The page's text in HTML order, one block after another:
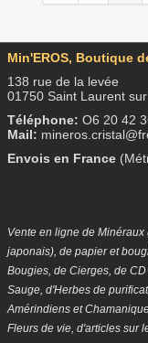
Min'EROS, Boutique
138 rue de la levée
01750 Saint Laurent
Téléphone: O6 20 42
Mail:
Envois en France
Vente en ligne de
japonais), de papier et
Bougies, de Cierges, de
Sauge, d'Herbes de
Amérindiens et
Fleurs de vie, d'articles sur